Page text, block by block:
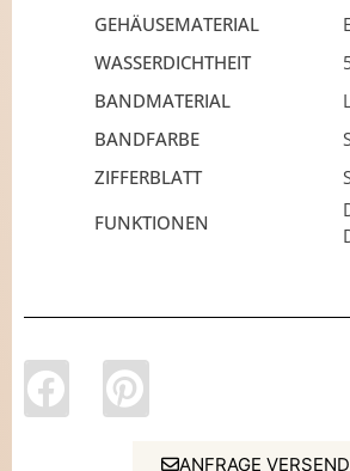
GEHÄUSEMATERIAL
WASSERDICHTHEIT
BANDMATERIAL
BANDFARBE
ZIFFERBLATT
FUNKTIONEN
ANFRAGE